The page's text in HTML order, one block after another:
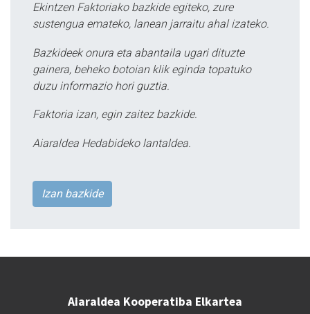
Ekintzen Faktoriako bazkide egiteko, zure
sustengua emateko, lanean jarraitu ahal izateko.
Bazkideek onura eta abantaila ugari dituzte
gainera, beheko botoian klik eginda topatuko
duzu informazio hori guztia.
Faktoria izan, egin zaitez bazkide.
Aiaraldea Hedabideko lantaldea.
Izan bazkide
Aiaraldea Kooperatiba Elkartea